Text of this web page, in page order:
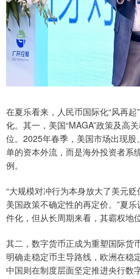
在夏乐看来，人民币国际化“风再
化。其一，美国“MAGA”政策及高
位。2025年春季，美国市场出现
单的资本外流，而是海外投资者系
例。
“大规模对冲行为本身放大了美元
美国政策不确定性的再定价。”夏
件化，但从长周期来看，其霸权地
其二，数字货币正成为重塑国际货
明确走稳定币主导路线，欧洲在稳
中国则在制度层面坚定推进央行数